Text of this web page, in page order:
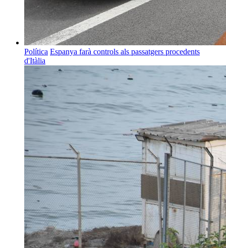
Política Espanya farà controls als passatgers procedents
d'Itàlia